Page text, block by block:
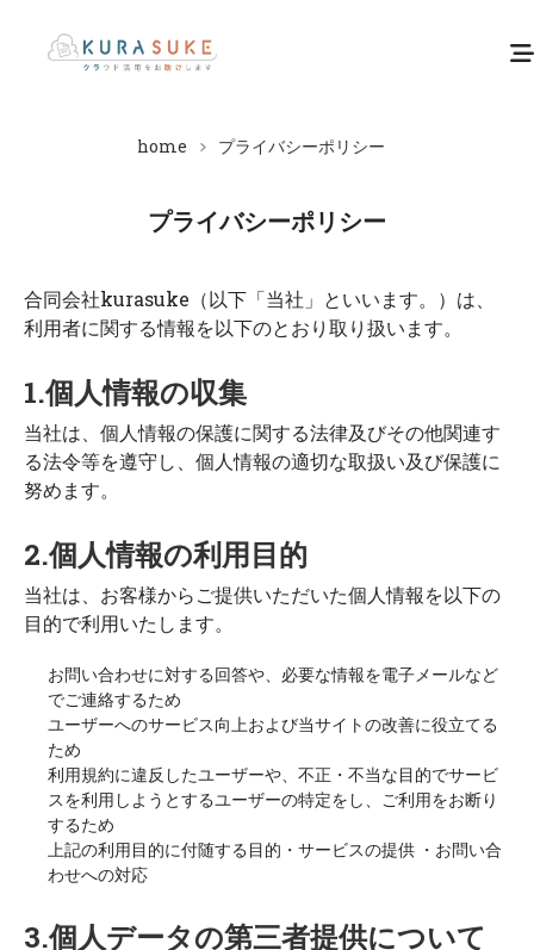
home プライバシーポリシー
プライバシーポリシー
合同会社kurasuke（以下「当社」といいます。）は、
利用者に関する情報を以下のとおり取り扱います。
1.個人情報の収集
当社は、個人情報の保護に関する法律及びその他関連す
る法令等を遵守し、個人情報の適切な取扱い及び保護に
努めます。
2.個人情報の利用目的
当社は、お客様からご提供いただいた個人情報を以下の
目的で利用いたします。
お問い合わせに対する回答や、必要な情報を電子メールなど
でご連絡するため
ユーザーへのサービス向上および当サイトの改善に役立てる
ため
利用規約に違反したユーザーや、不正・不当な目的でサービ
スを利用しようとするユーザーの特定をし、ご利用をお断り
するため
上記の利用目的に付随する目的・サービスの提供 ・お問い合
わせへの対応
3.個人データの第三者提供について